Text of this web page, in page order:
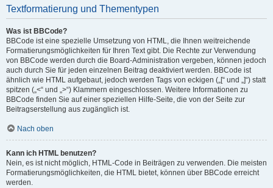
Textformatierung und Thementypen
Was ist BBCode?
BBCode ist eine spezielle Umsetzung von HTML, die Ihnen weitreichende
Formatierungsmöglichkeiten für Ihren Text gibt. Die Rechte zur Verwendung
von BBCode werden durch die Board-Administration vergeben, können jedoch
auch durch Sie für jeden einzelnen Beitrag deaktiviert werden. BBCode ist
ähnlich wie HTML aufgebaut, jedoch werden Tags von eckigen („[“ und „]“) statt
spitzen („<“ und „>“) Klammern eingeschlossen. Weitere Informationen zu
BBCode finden Sie auf einer speziellen Hilfe-Seite, die von der Seite zur
Beitragserstellung aus zugänglich ist.
Nach oben
Kann ich HTML benutzen?
Nein, es ist nicht möglich, HTML-Code in Beiträgen zu verwenden. Die meisten
Formatierungsmöglichkeiten, die HTML bietet, können über BBCode erreicht
werden.